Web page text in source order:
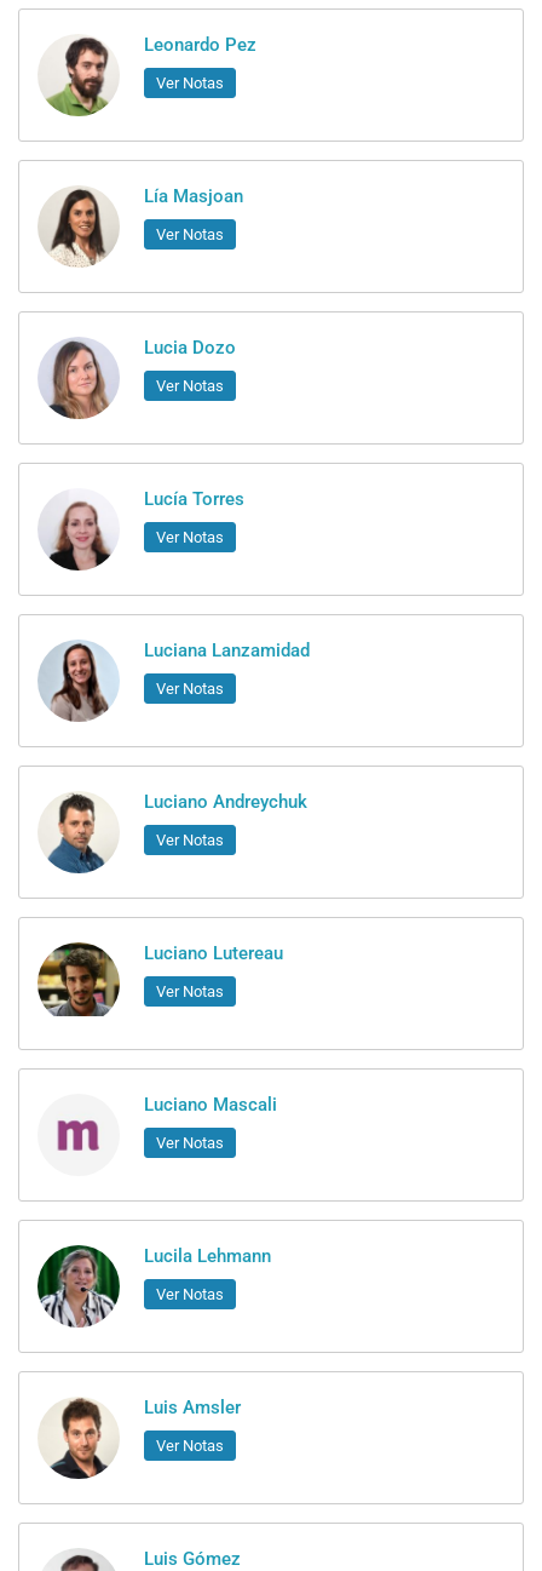
Leonardo Pez
Ver Notas
Lía Masjoan
Ver Notas
Lucia Dozo
Ver Notas
Lucía Torres
Ver Notas
Luciana Lanzamidad
Ver Notas
Luciano Andreychuk
Ver Notas
Luciano Lutereau
Ver Notas
Luciano Mascali
Ver Notas
Lucila Lehmann
Ver Notas
Luis Amsler
Ver Notas
Luis Gómez